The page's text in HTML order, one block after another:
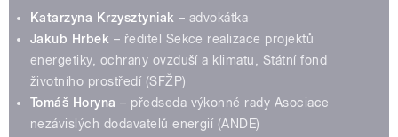
Katarzyna Krzysztyniak – advokátka
Jakub Hrbek – ředitel Sekce realizace projektů
energetiky, ochrany ovzduší a klimatu, Státní fond
životního prostředí (SFŽP)
Tomáš Horyna – předseda výkonné rady Asociace
nezávislých dodavatelů energií (ANDE)